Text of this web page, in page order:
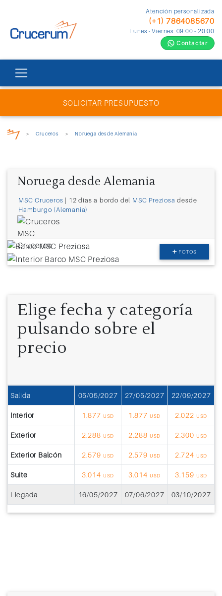
Atención personalizada
(+1) 7864085670
Lunes - Viernes: 09:00 - 20:00
Contactar
SOLICITAR PRESUPUESTO
> Cruceros > Noruega desde Alemania
Noruega desde Alemania
MSC Cruceros | 12 días a bordo del MSC Preziosa desde
Hamburgo (Alemania)
FOTOS
Elige fecha y categoría
pulsando sobre el
precio
Salida 05/05/2027 27/05/2027 22/09/2027
Interior 1.877 USD 1.877 USD 2.022 USD
Exterior 2.288 USD 2.288 USD 2.300 USD
Exterior Balcón 2.579 USD 2.579 USD 2.724 USD
Suite 3.014 USD 3.014 USD 3.159 USD
Llegada 16/05/2027 07/06/2027 03/10/2027